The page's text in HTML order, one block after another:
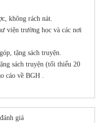
không rách nát.
viện trường học và các nơi
tặng sách truyện.
sách truyện (tối thiểu 20
cáo về BGH .
giá